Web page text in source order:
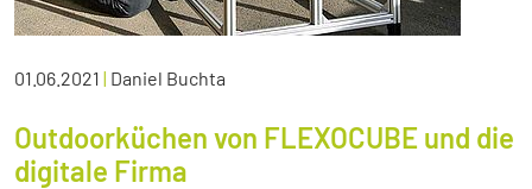
01.06.2021 | Daniel Buchta
Outdoorküchen von FLEXOCUBE und die
digitale Firma